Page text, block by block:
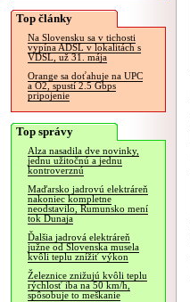
Top články
Na Slovensku sa v tichosti
vypína ADSL v lokalitách s
VDSL, už 31. mája
Orange sa doťahuje na UPC
a O2, spustí 2.5 Gbps
pripojenie
Top správy
Alza nasadila dve novinky,
jednu užitočnú a jednu
kontroverznú
Maďarsko jadrovú elektráreň
nakoniec kompletne
neodstavilo, Rumunsko mení
tok Dunaja
Ďalšia jadrová elektráreň
južne od Slovenska musela
kvôli teplu znížiť výkon
Železnice znižujú kvôli teplu
rýchlosť iba na 50 km/h,
spôsobuje to meškanie